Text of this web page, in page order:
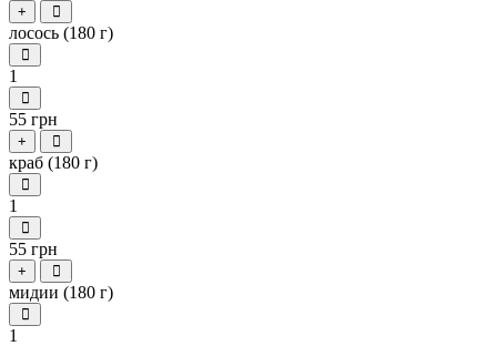
+
лосось (180 г)
1
55 грн
+
краб (180 г)
1
55 грн
+
мидии (180 г)
1